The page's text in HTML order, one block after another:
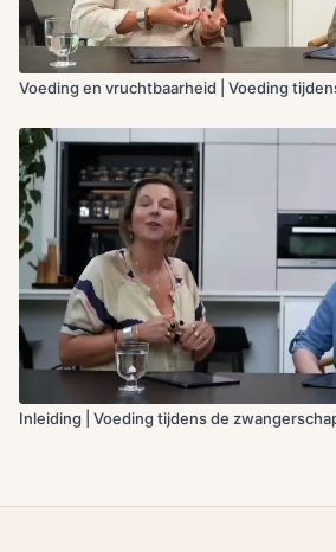
Voeding en vruchtbaarheid | Voeding
Inleiding | Voeding tijdens de